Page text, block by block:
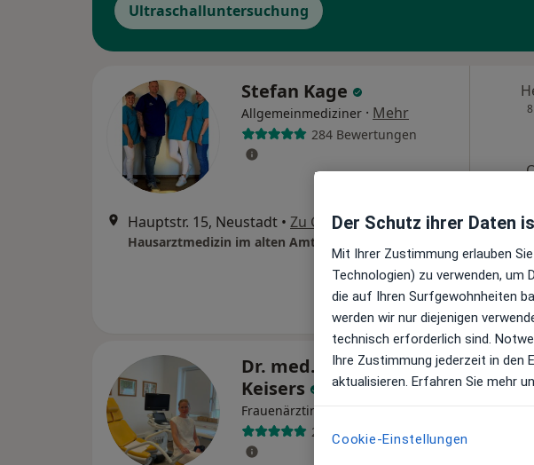
Ultraschalluntersuchung
Stefan Kage
Allgemeinmediziner · Mehr
284 Bewertungen
Hauptstr. 15, Neustadt • Zu Google Maps
Hausarztmedizin im alten Amt
Dr. med. Katharina
Keisers
Frauenärztin (Gynäkologin)
263 Bewertungen
Der Schutz ihrer Daten
Mit Ihrer Zustimmung erlauben
Technologien) zu verwenden,
die auf Ihren Surfgewohnheiten
werden wir nur diejenigen
technisch erforderlich sind.
Ihre Zustimmung jederzeit in den
aktualisieren. Erfahren Sie mehr
Cookie-Einstellungen